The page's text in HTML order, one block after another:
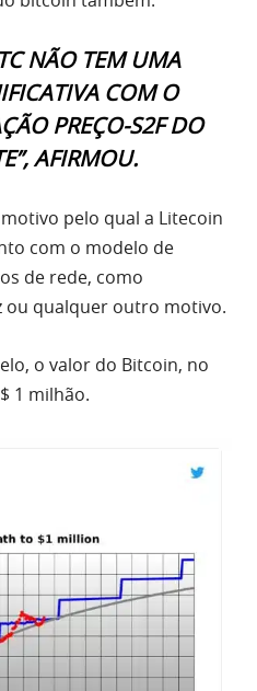
NÃO TEM UMA
COM O
PREÇO-S2F DO
AFIRMOU.
pelo qual a Litecoin
com o modelo de
de rede, como
ou qualquer outro motivo.
o valor do Bitcoin, no
1 milhão.